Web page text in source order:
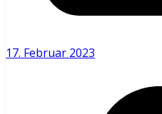
17. Februar 2023